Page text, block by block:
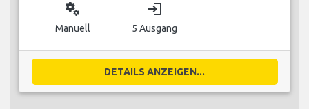
miscellaneous_services
Manuell
login
5 Ausgang
DETAILS ANZEIGEN...